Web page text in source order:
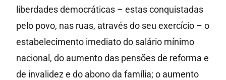
liberdades democráticas – estas conquistadas
pelo povo, nas ruas, através do seu exercício – o
estabelecimento imediato do salário mínimo
nacional, do aumento das pensões de reforma e
de invalidez e do abono da família; o aumento